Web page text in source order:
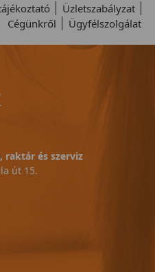
Üzletszabályzat
Cégünkről
Ügyfélszolgálat
raktár és szerviz
út 15.